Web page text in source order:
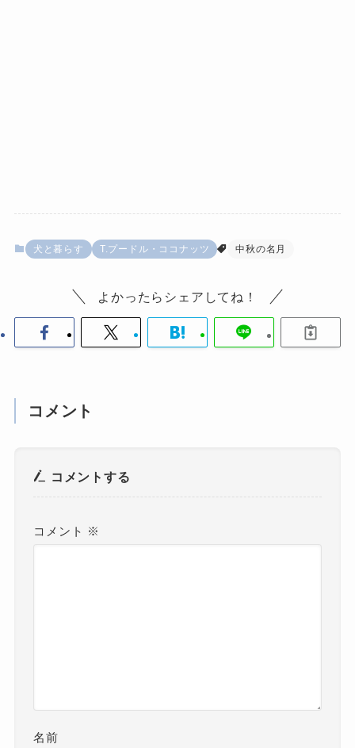
犬と暮らす T.プードル・ココナッツ 中秋の名月
よかったらシェアしてね！
コメント
コメントする
コメント ※
名前